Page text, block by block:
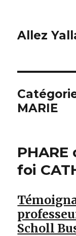
Allez
MARIE
foi
Scholl